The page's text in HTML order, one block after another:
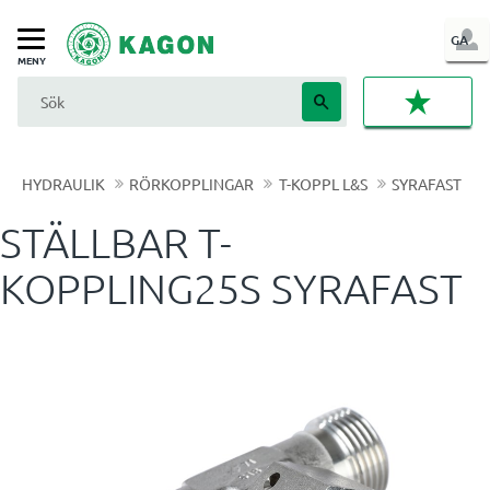
Meny
GA
IN
HYDRAULIK RÖRKOPPLINGAR T-KOPPL L&S SYRAFAST
STÄLLBAR T-
KOPPLING25S SYRAFAST